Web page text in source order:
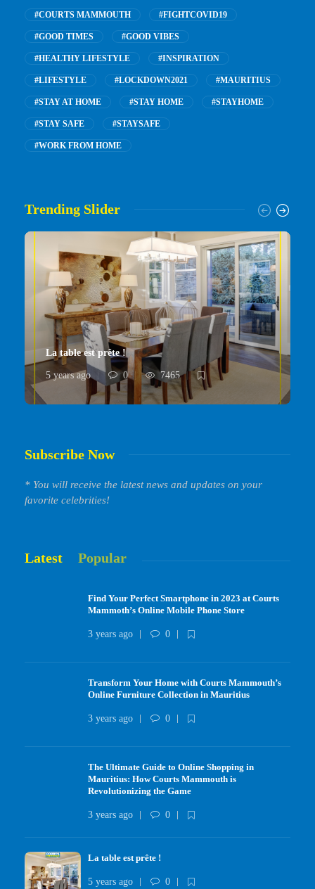
#COURTS MAMMOUTH #FIGHTCOVID19
#GOOD TIMES #GOOD VIBES
#HEALTHY LIFESTYLE #INSPIRATION
#LIFESTYLE #LOCKDOWN2021 #MAURITIUS
#STAY AT HOME #STAY HOME #STAYHOME
#STAY SAFE #STAYSAFE
#WORK FROM HOME
Trending Slider
La table est prête !
5 years ago 0 7465
Subscribe Now
* You will receive the latest news and updates on your
favorite celebrities!
Latest Popular
Find Your Perfect Smartphone in 2023 at Courts
Mammoth’s Online Mobile Phone Store
3 years ago 0
Transform Your Home with Courts Mammouth’s
Online Furniture Collection in Mauritius
3 years ago 0
The Ultimate Guide to Online Shopping in
Mauritius: How Courts Mammouth is
Revolutionizing the Game
3 years ago 0
La table est prête !
5 years ago 0